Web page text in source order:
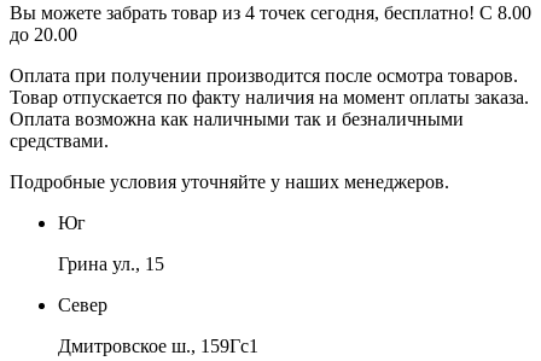
Вы можете забрать товар из 4 точек сегодня, бесплатно! С 8.00
до 20.00
Оплата при получении производится после осмотра товаров.
Товар отпускается по факту наличия на момент оплаты заказа.
Оплата возможна как наличными так и безналичными
средствами.
Подробные условия уточняйте у наших менеджеров.
Юг
Грина ул., 15
Север
Дмитровское ш., 159Гс1